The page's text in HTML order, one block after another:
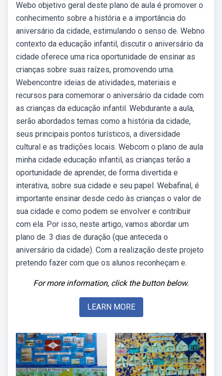
Webo objetivo geral deste plano de aula é promover o
conhecimento sobre a história e a importância do
aniversário da cidade, estimulando o senso de. Webno
contexto da educação infantil, discutir o aniversário da
cidade oferece uma rica oportunidade de ensinar as
crianças sobre suas raízes, promovendo uma.
Webencontre ideias de atividades, materiais e
recursos para comemorar o aniversário da cidade com
as crianças da educação infantil. Webdurante a aula,
serão abordados temas como a história da cidade,
seus principais pontos turísticos, a diversidade
cultural e as tradições locais. Webcom o plano de aula
minha cidade educação infantil, as crianças terão a
oportunidade de aprender, de forma divertida e
interativa, sobre sua cidade e seu papel. Webafinal, é
importante ensinar desde cedo às crianças o valor de
sua cidade e como podem se envolver e contribuir
com ela. Por isso, neste artigo, vamos abordar um
plano de. 3 dias de duração (que anteceda o
aniversário da cidade). Com a realização deste projeto
pretendo fazer com que os alunos reconheçam e.
For more information, click the button below.
LEARN MORE